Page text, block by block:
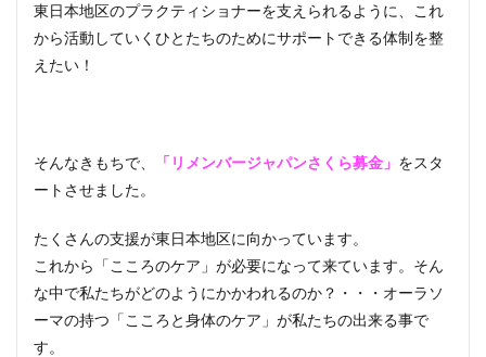
東日本地区のプラクティショナーを支えられるように、これ
から活動していくひとたちのためにサポートできる体制を整
えたい！
そんなきもちで、 「リメンバージャパンさくら募金」 をスタ
ートさせました。
たくさんの支援が東日本地区に向かっています。
これから「こころのケア」が必要になって来ています。そん
な中で私たちがどのようにかかわれるのか？・・・オーラソ
ーマの持つ「こころと身体のケア」が私たちの出来る事で
す。